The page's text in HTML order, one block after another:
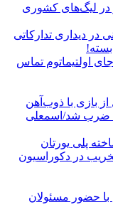
در لیگ‌های کشوری
در دیداری تدارکاتی
اولتیماتوم تماس
از بازی با ذوب‌آهن
ضرب شد/اسمعلی
پلی یورتان
در دکوراسیون
با حضور مسئولان